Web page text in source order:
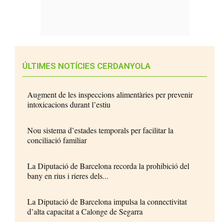
ÚLTIMES NOTÍCIES CERDANYOLA
Augment de les inspeccions alimentàries per prevenir
intoxicacions durant l’estiu
Nou sistema d’estades temporals per facilitar la
conciliació familiar
La Diputació de Barcelona recorda la prohibició del
bany en rius i rieres dels...
La Diputació de Barcelona impulsa la connectivitat
d’alta capacitat a Calonge de Segarra